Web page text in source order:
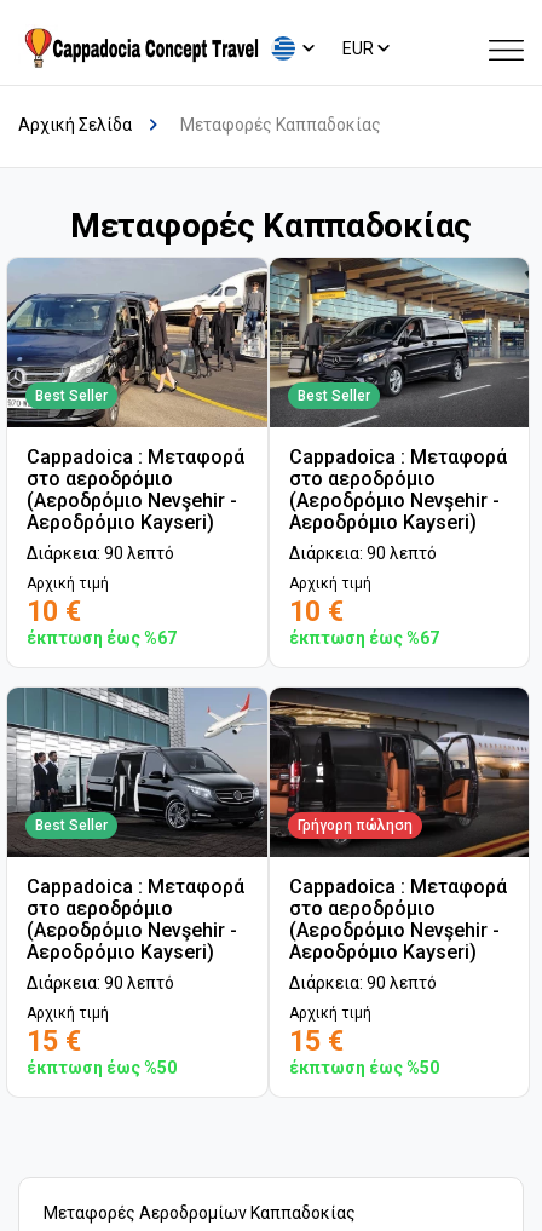
EUR
Αρχική Σελίδα Μεταφορές Καππαδοκίας
Μεταφορές Καππαδοκίας
Best Seller
Cappadoica : Μεταφορά
στο αεροδρόμιο
(Αεροδρόμιο Nevşehir -
Αεροδρόμιο Kayseri)
Διάρκεια: 90 λεπτό
Αρχική τιμή
10 €
έκπτωση έως %67
Best Seller
Cappadoica : Μεταφορά
στο αεροδρόμιο
(Αεροδρόμιο Nevşehir -
Αεροδρόμιο Kayseri)
Διάρκεια: 90 λεπτό
Αρχική τιμή
10 €
έκπτωση έως %67
Best Seller
Cappadoica : Μεταφορά
στο αεροδρόμιο
(Αεροδρόμιο Nevşehir -
Αεροδρόμιο Kayseri)
Διάρκεια: 90 λεπτό
Αρχική τιμή
15 €
έκπτωση έως %50
Γρήγορη πώληση
Cappadoica : Μεταφορά
στο αεροδρόμιο
(Αεροδρόμιο Nevşehir -
Αεροδρόμιο Kayseri)
Διάρκεια: 90 λεπτό
Αρχική τιμή
15 €
έκπτωση έως %50
Μεταφορές Αεροδρομίων Καππαδοκίας